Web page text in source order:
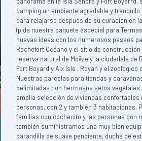
camping un ambiente agradable y
para relajarse después de su curación en
(pida nuestra paquete especial para
nuevas ideas con los numerosos paseos
Rochefort Océano y el sitio de construcción
reserva natural de Moëze y la ciudadela de
Fort Boyard y Aix Isle , Royan y el zoológico
Nuestras parcelas para tiendas y
delimitadas con hermosos setos vegetales
amplia selección de viviendas confortables
personas, con 2 y también 3 habitaciones.
familias con cochecito y las personas con
también suministramos una muy bien
barandilla de suave pendiente, ducha de